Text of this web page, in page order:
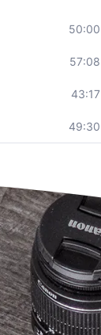
50:00
57:08
43:17
49:30